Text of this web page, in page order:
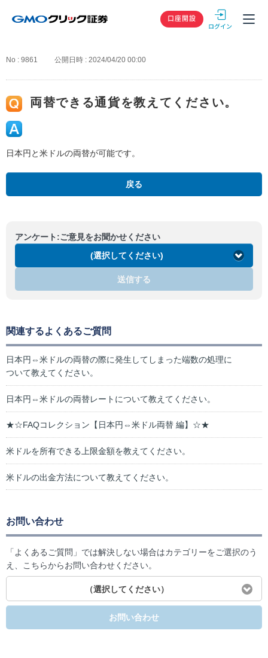
GMOクリック
口座開設
No : 9861 公開日時 : 2024/04/20 00:00
両替できる通貨を教えてください。
日本円と米ドルの両替が可能です。
戻る
アンケート:ご意見をお聞かせください
(選択してください)
送信する
関連するよくあるご質問
日本円⇔米ドルの両替の際に発生してしまった端数の処理に
ついて教えてください。
日本円⇔米ドルの両替レートについて教えてください。
★☆FAQコレクション【日本円⇔米ドル両替 編】☆★
米ドルを所有できる上限金額を教えてください。
米ドルの出金方法について教えてください。
お問い合わせ
「よくあるご質問」では解決しない場合はカテゴリーをご選択のう
え、こちらからお問い合わせください。
（選択してください）
お問い合わせ